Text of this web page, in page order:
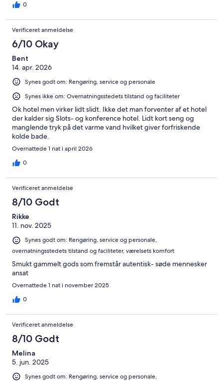
0
Verificeret anmeldelse
6/10 Okay
Bent
14. apr. 2026
Synes godt om: Rengøring, service og personale
Synes ikke om: Overnatningsstedets tilstand og faciliteter
Ok hotel men virker lidt slidt. Ikke det man forventer af et hotel
der kalder sig Slots- og konference hotel. Lidt kort seng og
manglende tryk på det varme vand hvilket giver forfriskende
kolde bade.
Overnattede 1 nat i april 2026
0
Verificeret anmeldelse
8/10 Godt
Rikke
11. nov. 2025
Synes godt om: Rengøring, service og personale,
overnatningsstedets tilstand og faciliteter, værelsets komfort
Smukt gammelt gods som fremstår autentisk- søde mennesker
ansat
Overnattede 1 nat i november 2025
0
Verificeret anmeldelse
8/10 Godt
Melina
5. jun. 2025
Synes godt om: Rengøring, service og personale,